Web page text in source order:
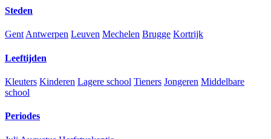
Steden
GentAntwerpen Leuven Mechelen Brugge Kortrijk
Leeftijden
Kleuters Kinderen Lagere school Tieners Jongeren Middelbare
school
Periodes